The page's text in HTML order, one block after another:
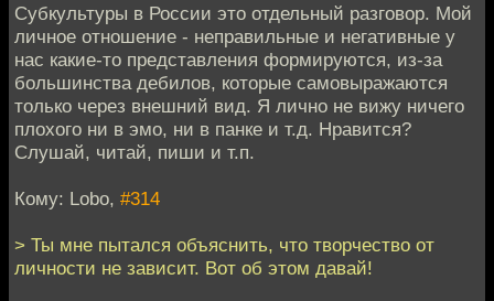
Субкультуры в России это отдельный разговор. Мой
личное отношение - неправильные и негативные у
нас какие-то представления формируются, из-за
большинства дебилов, которые самовыражаются
только через внешний вид. Я лично не вижу ничего
плохого ни в эмо, ни в панке и т.д. Нравится?
Слушай, читай, пиши и т.п.
Кому: Lobo, #314
> Ты мне пытался объяснить, что творчество от
личности не зависит. Вот об этом давай!